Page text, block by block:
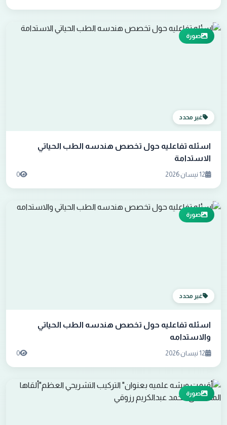
صورة
غير محدد
اسئله تفاعليه حول تخصص هندسه الطب الحياتي
الاستدامة
12 نيسان 2026 0
صورة
غير محدد
اسئله تفاعليه حول تخصص هندسه الطب الحياتي
والاستدامه
12 نيسان 2026 0
صورة